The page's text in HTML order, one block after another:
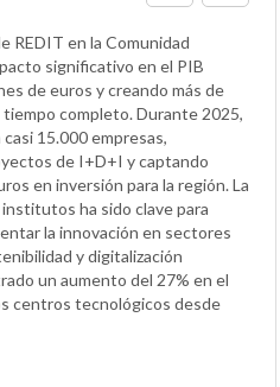
REDIT en la Comunidad
significativo en el PIB
de euros y creando más de
completo. Durante 2025,
15.000 empresas,
de I+D+I y captando
en inversión para la región. La
ha sido clave para
la innovación en sectores
y digitalización
un aumento del 27% en el
centros tecnológicos desde